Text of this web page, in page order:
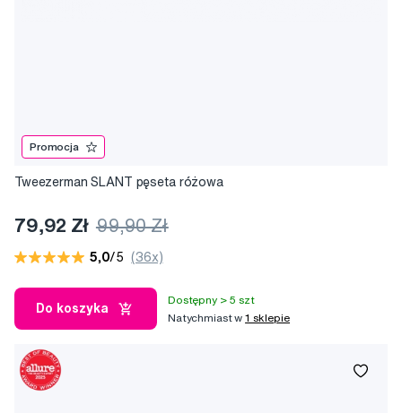
Promocja
Tweezerman SLANT pęseta różowa
79,92 Zł 99,90 Zł
5,0/5 (36x)
Do koszyka
Dostępny > 5 szt
Natychmiast w1 sklepie